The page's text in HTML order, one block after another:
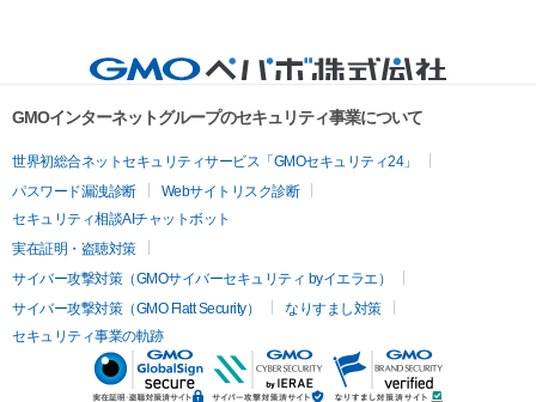
GMOインターネットグループのセキュリティ事業について
世界初総合ネットセキュリティサービス「GMOセキュリティ24」
パスワード漏洩診断
Webサイトリスク診断
セキュリティ相談AIチャットボット
実在証明・盗聴対策
サイバー攻撃対策（GMOサイバーセキュリティ byイエラエ）
サイバー攻撃対策（GMO Flatt Security）
なりすまし対策
セキュリティ事業の軌跡